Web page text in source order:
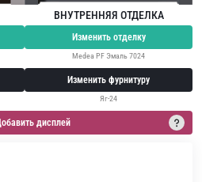
ВНУТРЕННЯЯ ОТДЕЛКА
Изменить отделку
Medea PF Эмаль 7024
Изменить фурнитуру
Яг-24
дисплей